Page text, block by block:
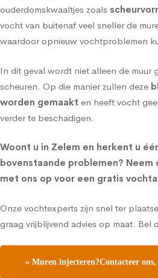
ouderdomskwaaltjes zoals
vocht van buitenaf veel sneller de
waardoor opnieuw vochtproblemen
In dit geval wordt niet alleen de muur
scheuren. Op die manier zullen deze
worden gemaakt en heeft vocht
verder te beschadigen.
Woont u in Zelem en herkent u
bovenstaande problemen? Neem
met ons op voor een gratis
Onze vochtexperts zijn snel ter
graag vrijblijvend advies op maat. Bel
» Muren injecteren?Contacteer